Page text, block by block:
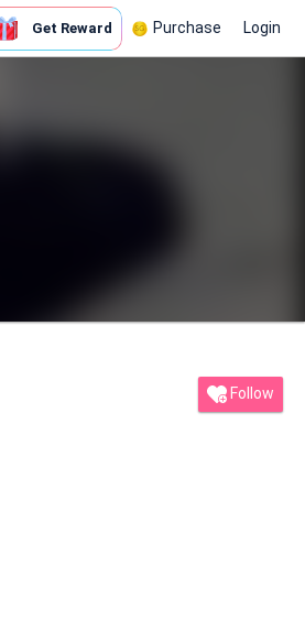
Get Reward Purchase Login
Follow